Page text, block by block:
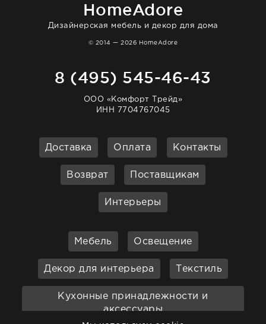
HomeAdore
Дизайнерская мебель и декор для дома
© 2014 — 2026 HomeAdore
8 (495) 545-46-43
ООО «Комфорт Трейд»
ИНН 7704767045
Доставка Оплата Контакты
Возврат Поставщикам
Интерьеры
Мебель Освещение
Декор для интерьера Текстиль
Кухонные принадлежности и
аксессуары